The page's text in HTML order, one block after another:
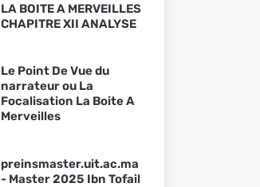
LA BOITE A MERVEILLES
CHAPITRE XII ANALYSE
Le Point De Vue du
narrateur ou La
Focalisation La Boite A
Merveilles
preinsmaster.uit.ac.ma
- Master 2025 Ibn Tofail